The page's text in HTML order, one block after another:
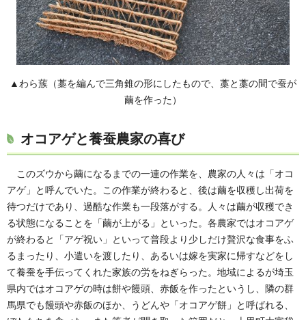
▲わら蔟（藁を編んで三角錐の形にしたもので、藁と藁の間で蚕が
繭を作った）
オコアゲと養蚕農家の喜び
このズウから繭になるまでの一連の作業を、農家の人々は「オコ
アゲ」と呼んでいた。この作業が終わると、後は繭を収穫し出荷を
待つだけであり、過酷な作業も一段落がする。人々は繭が収穫でき
る状態になることを「繭が上がる」といった。各農家ではオコアゲ
が終わると「アゲ祝い」といって普段より少しだけ贅沢な食事をふ
るまったり、小遣いを渡したり、あるいは嫁を実家に帰すなどをし
て養蚕を手伝ってくれた家族の労をねぎらった。地域によるが埼玉
県内ではオコアゲの時は餅や饅頭、赤飯を作ったというし、隣の群
馬県でも饅頭や赤飯のほか、うどんや「オコアゲ餅」と呼ばれる、